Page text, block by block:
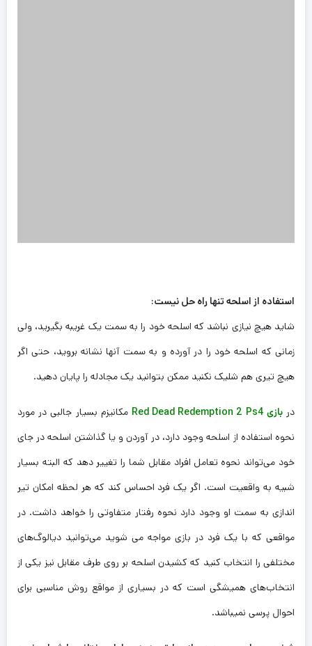
استفاده از اسلحه تنها راه حل نیست:
شاید هیچ نیازی نباشد که اسلحه خود را به سمت یک غریبه بگیرید، ولی
زمانی که اسلحه خود را در آورده و به سمت آنها نشانه بروید، حتی اگر
هیچ تیری هم شلیک نکنید ممکن بتوانید یک مجادله را پایان دهید.
دربازی Red Dead Redemption 2 Ps4
مکانیزم بسیار جالبی در مورد
نحوه استفاده از اسلحه وجود دارد، در آوردن و یا گذاشتن اسلحه در جای
خود می‌تواند نحوه تعامل افراد مقابل شما را تغییر دهد که البته بسیار
شبیه به واقعیت است. اگر یک فرد احساس کند که هر لحظه امکان تیر
اندازی به سمت او وجود دارد نحوه رفتار متفاوتی را خواهد داشت. در
مواقعی که با یک فرد در بازی مواجه می شوید می‌توانید دیالوگ‌های
مختلفی را انتخاب کنید که کشیدن اسلحه بر روی طرف مقابل نیز یکی از
انتخاب‌های همیشگی است که در بسیاری از مواقع روش مناسبی برای
احوال پرسی نمیباشد.